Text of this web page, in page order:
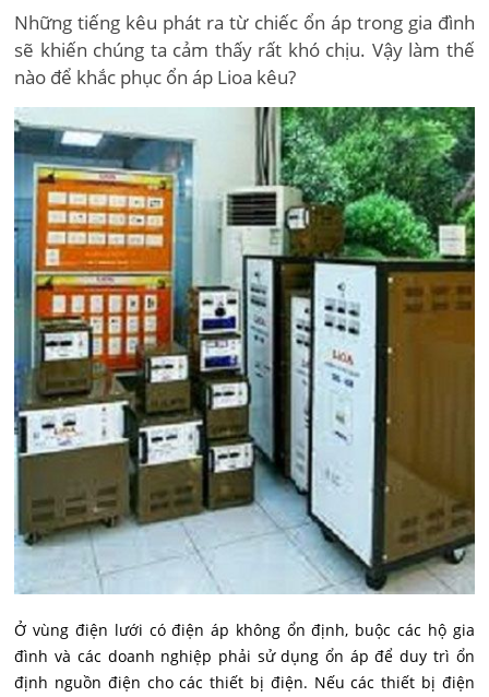
Những tiếng kêu phát ra từ chiếc ổn áp trong gia đình
sẽ khiến chúng ta cảm thấy rất khó chịu. Vậy làm thế
nào để khắc phục ổn áp Lioa kêu?
Ở vùng điện lưới có điện áp không ổn định, buộc các hộ gia
đình và các doanh nghiệp phải sử dụng ổn áp để duy trì ổn
định nguồn điện cho các thiết bị điện. Nếu các thiết bị điện